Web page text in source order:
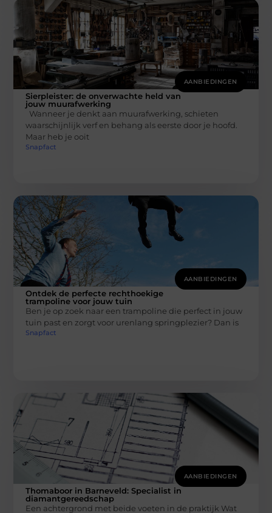
AANBIEDINGEN
Sierpleister: de onverwachte held van
jouw muurafwerking
Wanneer je denkt aan muurafwerking, schieten
waarschijnlijk verf en behang als eerste door je hoofd.
Maar heb je ooit
Snapfact
AANBIEDINGEN
Ontdek de perfecte rechthoekige
trampoline voor jouw tuin
Ben je op zoek naar een trampoline die perfect in jouw
tuin past en zorgt voor urenlang springplezier? Dan is
Snapfact
AANBIEDINGEN
Thomaboor in Barneveld: Specialist in
diamantgereedschap
Een achtergrond met beide voeten in de praktijk Wat